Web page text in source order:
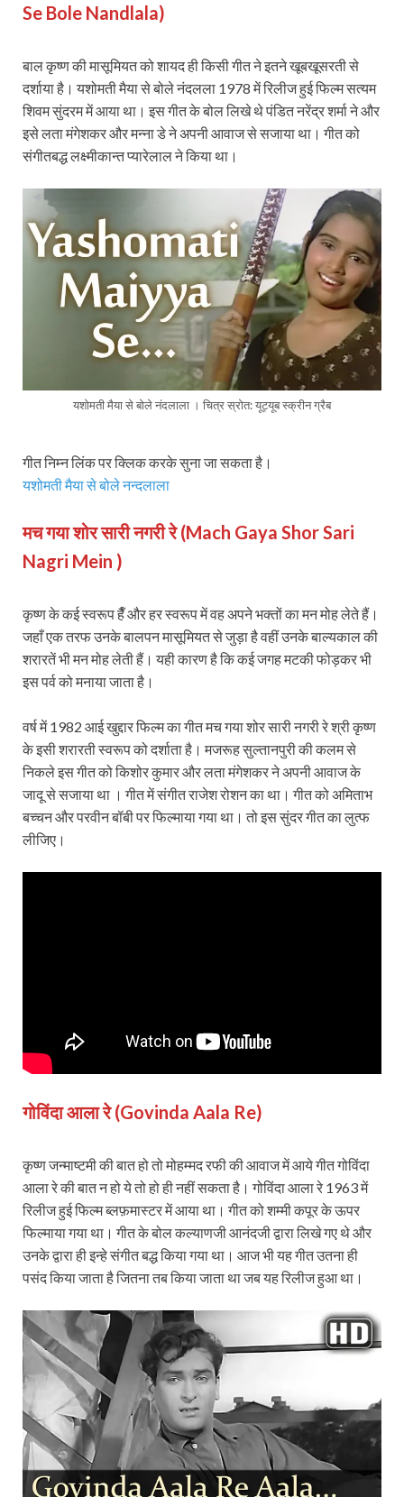
Se Bole Nandlala)
बाल कृष्ण की मासूमियत को शायद ही किसी गीत ने इतने खूबखूसरती से
दर्शाया है। यशोमती मैया से बोले नंदलला 1978 में रिलीज हुई फिल्म सत्यम
शिवम सुंदरम में आया था। इस गीत के बोल लिखे थे पंडित नरेंद्र शर्मा ने और
इसे लता मंगेशकर और मन्ना डे ने अपनी आवाज से सजाया था। गीत को
संगीतबद्ध लक्ष्मीकान्त प्यारेलाल ने किया था।
यशोमती मैया से बोले नंदलाला । चित्र स्रोत: यूट्यूब स्क्रीन ग्रैब
गीत निम्न लिंक पर क्लिक करके सुना जा सकता है।
यशोमती मैया से बोले नन्दलाला
मच गया शोर सारी नगरी रे (Mach Gaya Shor Sari
Nagri Mein )
कृष्ण के कई स्वरूप हैँ और हर स्वरूप में वह अपने भक्तों का मन मोह लेते हैं।
जहाँ एक तरफ उनके बालपन मासूमियत से जुड़ा है वहीं उनके बाल्यकाल की
शरारतें भी मन मोह लेती हैं। यही कारण है कि कई जगह मटकी फोड़कर भी
इस पर्व को मनाया जाता है।
वर्ष में 1982 आई खुद्दार फिल्म का गीत मच गया शोर सारी नगरी रे श्री कृष्ण
के इसी शरारती स्वरूप को दर्शाता है। मजरूह सुल्तानपुरी की कलम से
निकले इस गीत को किशोर कुमार और लता मंगेशकर ने अपनी आवाज के
जादू से सजाया था । गीत में संगीत राजेश रोशन का था। गीत को अमिताभ
बच्चन और परवीन बॉबी पर फिल्माया गया था। तो इस सुंदर गीत का लुत्फ
लीजिए।
गोविंदा आला रे (Govinda Aala Re)
कृष्ण जन्माष्टमी की बात हो तो मोहम्मद रफी की आवाज में आये गीत गोविंदा
आला रे की बात न हो ये तो हो ही नहीं सकता है। गोविंदा आला रे 1963 में
रिलीज हुई फिल्म ब्लफ़मास्टर में आया था। गीत को शम्मी कपूर के ऊपर
फिल्माया गया था। गीत के बोल कल्याणजी आनंदजी द्वारा लिखे गए थे और
उनके द्वारा ही इन्हे संगीत बद्ध किया गया था। आज भी यह गीत उतना ही
पसंद किया जाता है जितना तब किया जाता था जब यह रिलीज हुआ था।